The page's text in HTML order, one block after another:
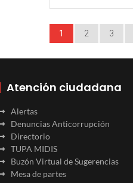
1 2 3
Atención ciudadana
Alertas
Denuncias Anticorrupción
Directorio
TUPA MIDIS
Buzón Virtual de Sugerencias
Mesa de partes